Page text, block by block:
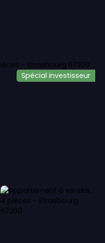
ACHETER
IMMOBILIER NEUF
Spécial investisseur